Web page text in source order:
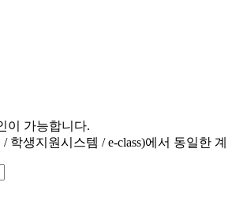
이 가능합니다.
생지원시스템 / e-class)에서 동일한